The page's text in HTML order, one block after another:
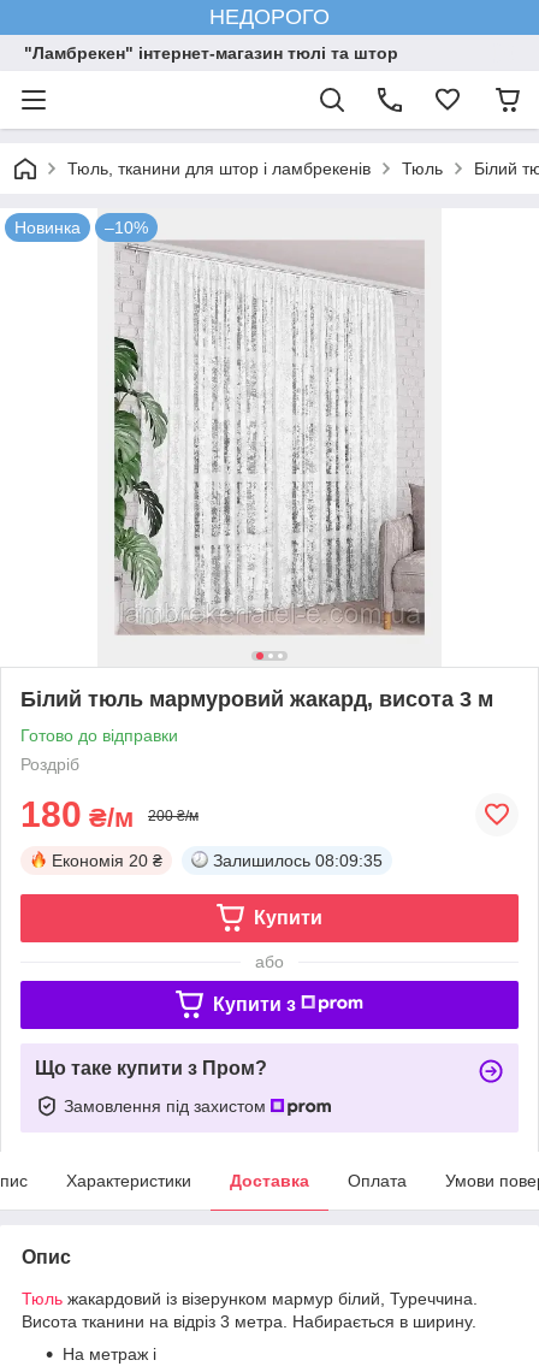
НЕДОРОГО
"Ламбрекен" інтернет-магазин тюлі та штор
Тюль, тканини для штор і ламбрекенів Тюль Білий
Новинка –10%
Білий тюль мармуровий жакард, висота 3 м
Готово до відправки
Роздріб
180 ₴/м 200 ₴/м
Економія 20 ₴ Залишилось 08:09:35
Купити
або
Купити з
Що таке купити з Пром?
Замовлення під захистом
Характеристики Доставка Оплата Умови
Опис
Тюль жакардовий із візерунком мармур білий, Туреччина.
Висота тканини на відріз 3 метра. Набирається в ширину.
На метраж і